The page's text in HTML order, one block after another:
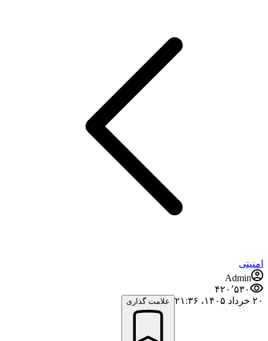
امنیتی
Admin
۴۲۰٬۵۳۰
۲۰ خرداد ۱۴۰۵،‏ ۲۱:۳۶
علامت گذاری